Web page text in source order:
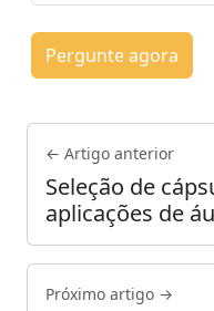
Pergunte agora
← Artigo anterior
Seleção de
aplicações de
Próximo artigo →